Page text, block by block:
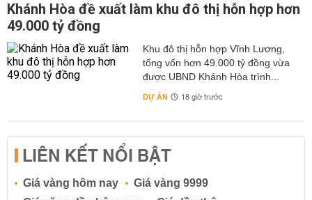
Khánh Hòa đề xuất làm khu đô thị hỗn hợp hơn
49.000 tỷ đồng
Khu đô thị hỗn hợp Vĩnh Lương,
tổng vốn hơn 49.000 tỷ đồng vừa
được UBND Khánh Hòa trình...
DỰ ÁN 18 giờ trước
LIÊN KẾT NỔI BẬT
Giá vàng hôm nay
Giá vàng 9999